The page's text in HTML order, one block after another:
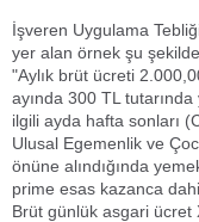
İşveren Uygulama
yer alan örnek şu
"Aylık brüt ücreti
ayında 300 TL tutarında
ilgili ayda hafta sonları
Ulusal Egemenlik ve
önüne alındığında
prime esas kazanca
Brüt günlük asgari ücret